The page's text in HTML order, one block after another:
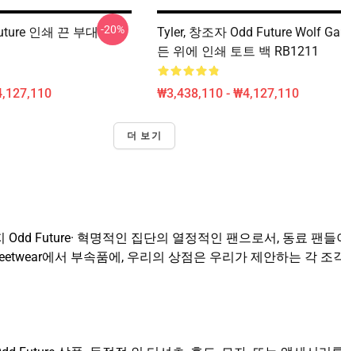
인쇄 끈 부대-20%
Tyler, 창조자 Odd Future Wolf
든 위에 인쇄 토트 백 RB1211
₩3,438,110 - ₩4,127,110
더 보기
Future· 혁명적인 집단의 열정적인 팬으로서, 동료 팬
에서 부속품에, 우리의 상점은 우리가 제안하는 각